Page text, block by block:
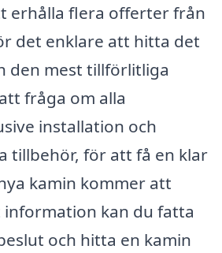
erhålla flera offerter från
det enklare att hitta det
den mest tillförlitliga
fråga om alla
installation och
tillbehör, för att få en klar
kamin kommer att
kan du fatta
och hitta en kamin